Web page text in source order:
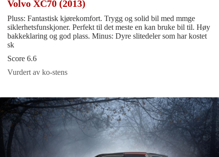
Volvo XC70 (2013)
Pluss: Fantastisk kjørekomfort. Trygg og solid bil med mmge
siklerhetsfunskjoner. Perfekt til det meste en kan bruke bil til. Høy
bakkeklaring og god plass. Minus: Dyre slitedeler som har kostet
sk
Score 6.6
Vurdert av ko-stens